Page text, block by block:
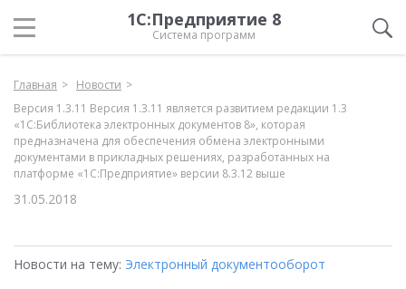
1С:Предприятие 8
Система программ
Главная
Новости
Версия 1.3.11 Версия 1.3.11 является развитием редакции 1.3
«1С:Библиотека электронных документов 8», которая
предназначена для обеспечения обмена электронными
документами в прикладных решениях, разработанных на
платформе «1С:Предприятие» версии 8.3.12 выше
31.05.2018
Новости на тему: Электронный документооборот